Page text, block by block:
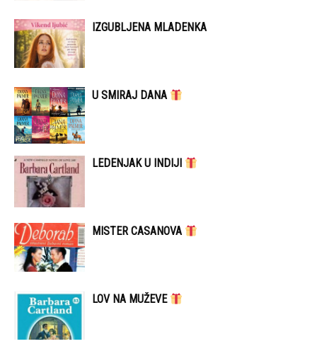
IZGUBLJENA MLADENKA
U SMIRAJ DANA
LEDENJAK U INDIJI
MISTER CASANOVA
LOV NA MUŽEVE